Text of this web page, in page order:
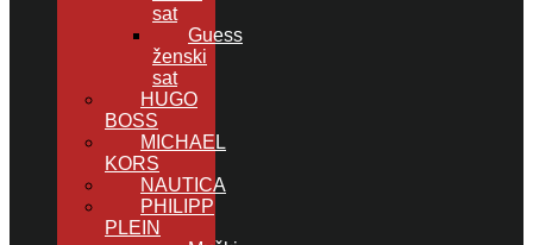
sat
Guess
ženski
sat
HUGO
BOSS
MICHAEL
KORS
NAUTICA
PHILIPP
PLEIN